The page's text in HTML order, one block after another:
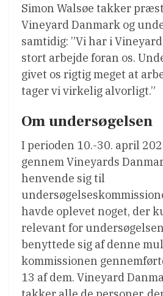
Simon Walsøe takker
Vineyard Danmark og
samtidig: ”Vi har i
stort arbejde foran os.
givet os rigtig meget at
tager vi virkelig alvorligt.”
Om undersøgelsen
I perioden 10.-30. april
gennem Vineyards
henvende sig til
havde oplevet noget, der
relevant for
benyttede sig af denne
kommissionen
13 af dem. Vineyard